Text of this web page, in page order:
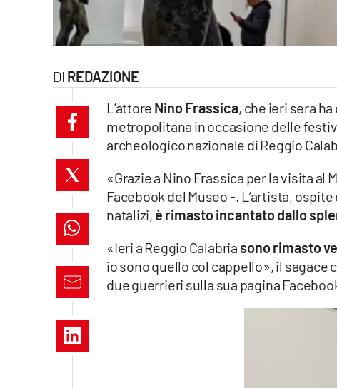
cosenzachannel.it
catanzarochannel.it
lacapitalenews.it
REDAZIONE
L’attore Nino Frassica, che ieri sera
metropolitana in occasione delle
archeologico nazionale di Reggio
«Grazie a Nino Frassica per la visita al
Facebook del Museo -. L’artista,
natalizi, è rimasto incantato dallo
«Ieri a Reggio Calabria sono rimasto
io sono quello col cappello», il sagace
due guerrieri sulla sua pagina